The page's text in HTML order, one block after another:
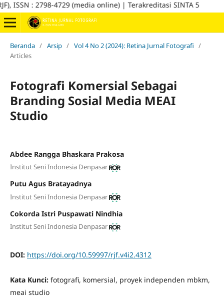
: 2798-4729 (media online) | Terakreditasi SINTA 5
Beranda / Arsip / Vol 4 No 2 (2024): Retina Jurnal Fotografi /
Articles
Fotografi Komersial Sebagai
Branding Sosial Media MEAI
Studio
Abdee Rangga Bhaskara Prakosa
Institut Seni Indonesia Denpasar
Putu Agus Bratayadnya
Institut Seni Indonesia Denpasar
Cokorda Istri Puspawati Nindhia
Institut Seni Indonesia Denpasar
DOI: https://doi.org/10.59997/rjf.v4i2.4312
Kata Kunci: fotografi, komersial, proyek independen mbkm,
meai studio